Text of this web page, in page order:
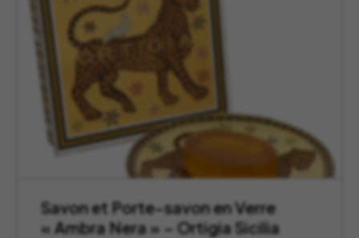
Savon et Porte-savon en Verre
« Ambra Nera » – Ortigia Sicilia